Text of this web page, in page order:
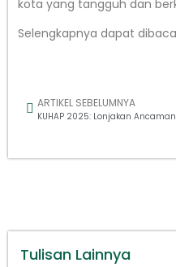
kota yang tangguh dan
Selengkapnya dapat dibaca
ARTIKEL SEBELUMNYA
Tulisan Lainnya